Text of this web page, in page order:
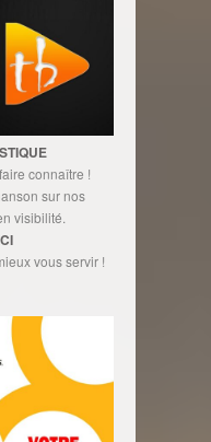
connaître !
sur nos
visibilité.
vous servir !